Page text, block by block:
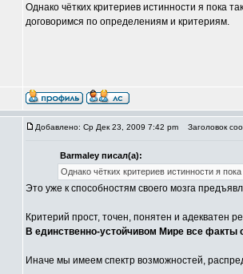
Однако чётких критериев истинности я пока
договоримся по определениям и критериям.
Добавлено: Ср Дек 23, 2009 7:42 pm Заголовок
Barmaley писал(а):
Однако чётких критериев истинности я
Это уже к способностям своего мозга
Критерий прост, точен, понятен и адекватен
В единственно-устойчивом Мире все
Иначе мы имеем спектр возможностей,